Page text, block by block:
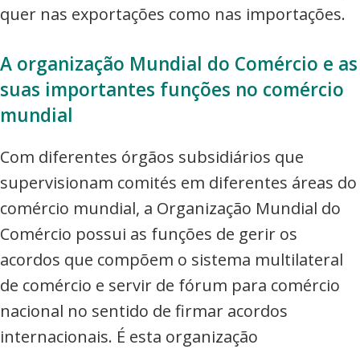
quer nas exportações como nas importações.
A organização Mundial do Comércio e as
suas importantes funções no comércio
mundial
Com diferentes órgãos subsidiários que
supervisionam comités em diferentes áreas do
comércio mundial, a Organização Mundial do
Comércio possui as funções de gerir os
acordos que compõem o sistema multilateral
de comércio e servir de fórum para comércio
nacional no sentido de firmar acordos
internacionais. É esta organização